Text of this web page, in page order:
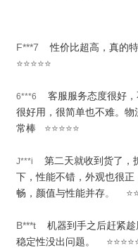
F***7性价比超高，真的
⭐⭐⭐⭐⭐
6***6
客服服务态度很好
很好用，很简单也不难。
常棒 ⭐⭐⭐⭐⭐
J***i
第二天就收到货了，
下，性能不错，外观也很
畅，颜值与性能并存。
B***t机器到手之后赶紧
稳定性没出问题。